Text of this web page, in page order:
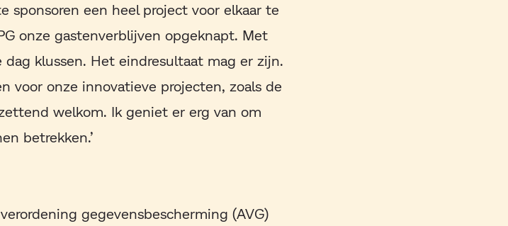
sponsoren een heel project voor elkaar te
onze gastenverblijven opgeknapt. Met
klussen. Het eindresultaat mag er zijn.
voor onze innovatieve projecten, zoals de
welkom. Ik geniet er erg van om
betrekken.’
gegevensbescherming (AVG)